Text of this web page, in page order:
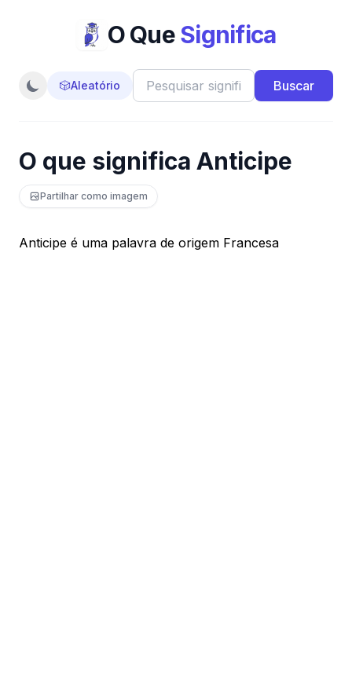
O QueSignifica
🎲Aleatório Buscar
O que significa Anticipe
Partilhar como imagem
Anticipe é uma palavra de origem Francesa